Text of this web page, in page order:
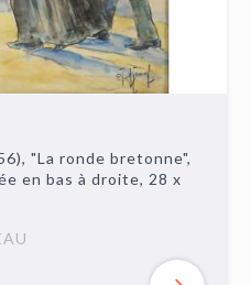
"La ronde bretonne",
en bas à droite, 28 x